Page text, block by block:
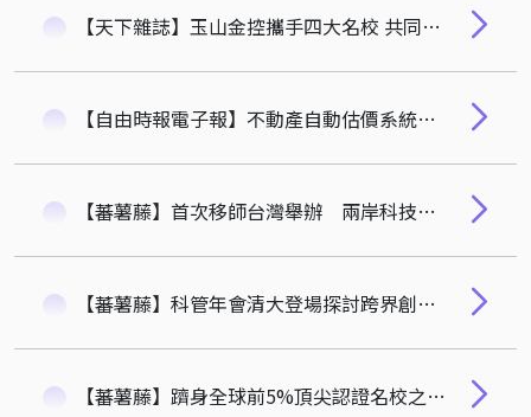
【天下雜誌】玉山金控攜手四大名校 共同推動玉山學術獎
【自由時報電子報】不動產自動估價系統公益性平台免費查詢 清華計財系林哲群教授
【蕃薯藤】首次移師台灣舉辦 兩岸科技管理學術年會21日在清大隆重登場
【蕃薯藤】科管年會清大登場探討跨界創新 院士論壇探討產學合作與高教轉型
【蕃薯藤】躋身全球前5%頂尖認證名校之列 清華大學通過AACSB認證